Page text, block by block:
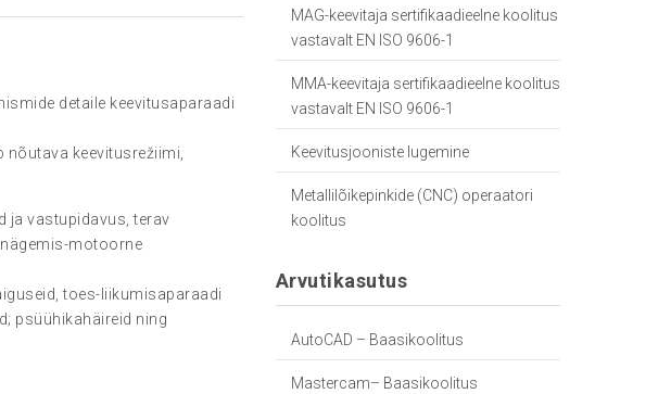
detaile keevitusaparaadi
keevitusrežiimi,
ja vastupidavus, terav
nägemis-motoorne
toes-liikumisaparaadi
psüühikahäireid ning
MAG-keevitaja sertifikaadieelne koolitus
vastavalt EN ISO 9606-1
MMA-keevitaja sertifikaadieelne koolitus
vastavalt EN ISO 9606-1
Keevitusjooniste lugemine
Metallilõikepinkide (CNC) operaatori
koolitus
Arvutikasutus
AutoCAD – Baasikoolitus
Mastercam– Baasikoolitus